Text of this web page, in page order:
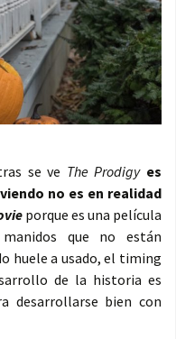
se ve The Prodigy es
no es en realidad
porque es una película
que no están
huele a usado, el timing
de la historia es
desarrollarse bien con